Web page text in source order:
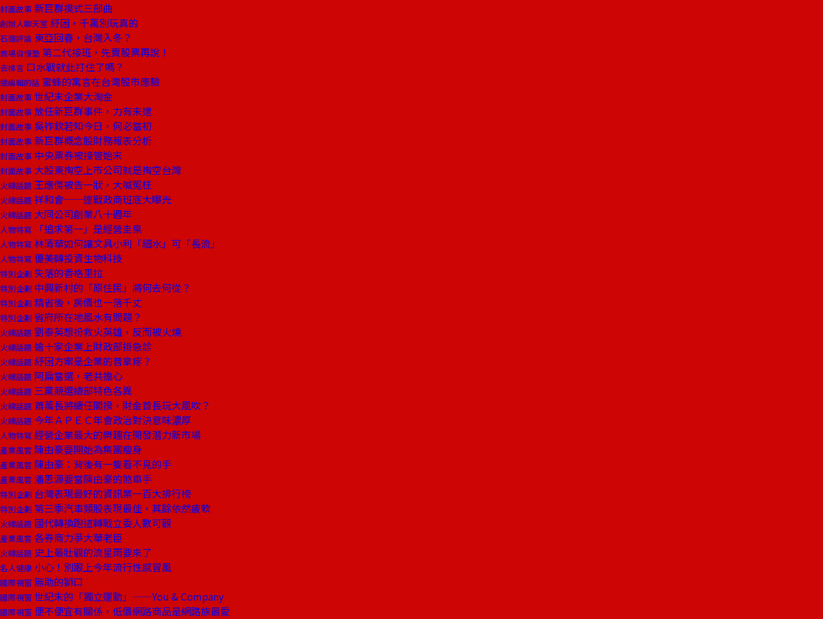
封面故事 新巨群摸式三部曲
創辦人聊天室 紓困，千萬別玩真的
石頭評論 東亞回春，台灣入冬？
商場自慢塾 第二代接班，先賣股票再說！
去梯言 口水戰就此打住了嗎？
總編輯的話 蜜蜂的寓言在台灣股市應驗
封面故事 世紀末企業大淘金
封面故事 放任新巨群事件，力有未逮
封面故事 吳祚欽若知今日，何必當初
封面故事 新巨群概念股財務報表分析
封面故事 中央票券被接管始末
封面故事 大股東掏空上市公司就是掏空台灣
火線話題 王應傑被告一狀，大喊冤枉
火線話題 祥和會──連戰政商班底大曝光
火線話題 大同公司創業八十週年
人物特寫 「追求第一」是經營圭臬
人物特寫 林清華如何讓文具小利「細水」可「長流」
人物特寫 優美轉投資生物科技
特別企劃 失落的香格里拉
特別企劃 中興新村的「原住民」將何去何從？
特別企劃 精省後，房價也一落千丈
特別企劃 省府所在地風水有問題？
火線話題 劉泰英想扮救火英雄，反而被火燒
火線話題 逾十家企業上財政部掛急診
火線話題 紓困方案是企業的普拿疼？
火線話題 阿扁當選，老共擔心
火線話題 三黨競選總部特色各異
火線話題 蕭萬長將續任閣揆，財金首長玩大風吹？
火線話題 今年ＡＰＥＣ年會政治對決意味濃厚
人物特寫 經營企業最大的樂趣在開發潛力新市場
產業風雲 陳由豪要開始為集團瘦身
產業風雲 陳由豪：背後有一隻看不見的手
產業風雲 潘思源要當陳由豪的煞車手
特別企劃 台灣表現最好的資訊業一百大排行榜
特別企劃 第三季汽車類股表現最佳，其餘依然疲軟
火線話題 國代轉換跑道轉戰立委人數可觀
產業風雲 各券商力爭大華老臣
火線話題 史上最壯觀的流星雨要來了
名人健康 小心！別跟上今年流行性感冒風
國際視窗 無助的獅口
國際視窗 世紀末的「獨立運動」——You & Company
國際視窗 便不便宜有關係，低價網路商品是網路族最愛